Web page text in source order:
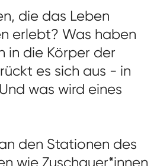
die das Leben
erlebt? Was haben
in die Körper der
es sich aus - in
was wird eines
den Stationen des
wie Zuschauer*innen